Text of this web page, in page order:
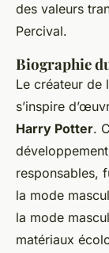
des valeurs
Percival.
Biographie
Le créateur de
s’inspire
Harry Potter.
responsables,
la mode
la mode
matériaux